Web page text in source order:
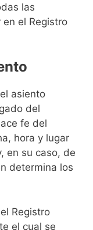
las
el Registro
asiento
del
fe del
hora y lugar
en su caso, de
determina los
Registro
el cual se